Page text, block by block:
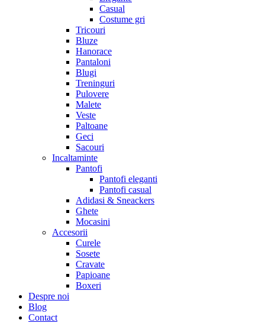
Casual
Costume gri
Tricouri
Bluze
Hanorace
Pantaloni
Blugi
Treninguri
Pulovere
Malete
Veste
Paltoane
Geci
Sacouri
Incaltaminte
Pantofi
Pantofi eleganti
Pantofi casual
Adidasi & Sneackers
Ghete
Mocasini
Accesorii
Curele
Sosete
Cravate
Papioane
Boxeri
Despre noi
Blog
Contact